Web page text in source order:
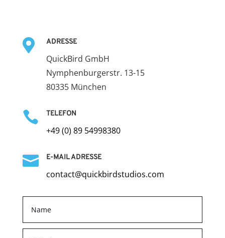
 ADRESSE
QuickBird GmbH
Nymphenburgerstr. 13-15
80335 München
 TELEFON
+49 (0) 89 54998380
 E-MAIL ADRESSE
contact@quickbirdstudios.com